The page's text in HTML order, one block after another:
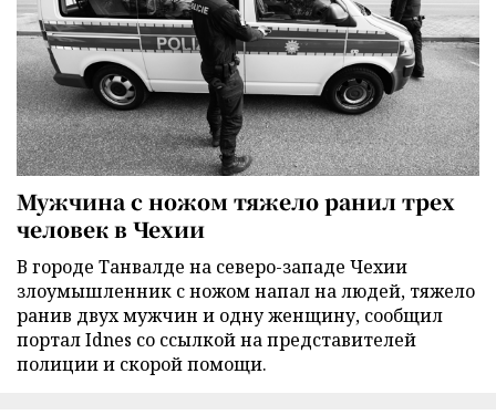
Мужчина с ножом тяжело ранил трех
человек в Чехии
В городе Танвалде на северо-западе Чехии
злоумышленник с ножом напал на людей, тяжело
ранив двух мужчин и одну женщину, сообщил
портал Idnes со ссылкой на представителей
полиции и скорой помощи.